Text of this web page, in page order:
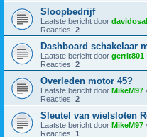
Sloopbedrijf
Laatste bericht door
Reacties: 2
Dashboard schakelaar
Laatste bericht door gerrit801
Reacties: 2
Overleden motor 45?
Laatste bericht door MikeM97
Reacties: 2
Sleutel van wielsloten
Laatste bericht door MikeM97
Reacties: 1